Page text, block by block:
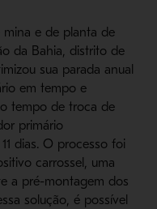
mina e de planta de
da Bahia, distrito de
sua parada anual
em tempo e
tempo de troca de
primário
dias. O processo foi
carrossel, uma
a pré-montagem dos
solução, é possível